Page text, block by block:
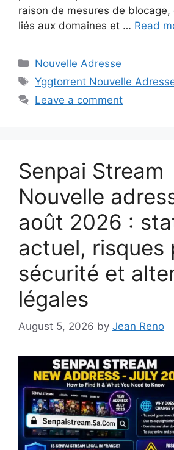
raison de mesures de blocage,
liés aux domaines et … Read
Categories
Nouvelle Adresse
Tags
Yggtorrent Nouvelle
Leave a comment
Senpai Stream
Nouvelle
août 2026 :
actuel, risques
sécurité et
légales
August 5, 2026 by Jean Reno